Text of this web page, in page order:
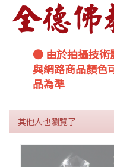
● 由於拍攝技術
與網路商品顏色
品為準
其他人也瀏覽了